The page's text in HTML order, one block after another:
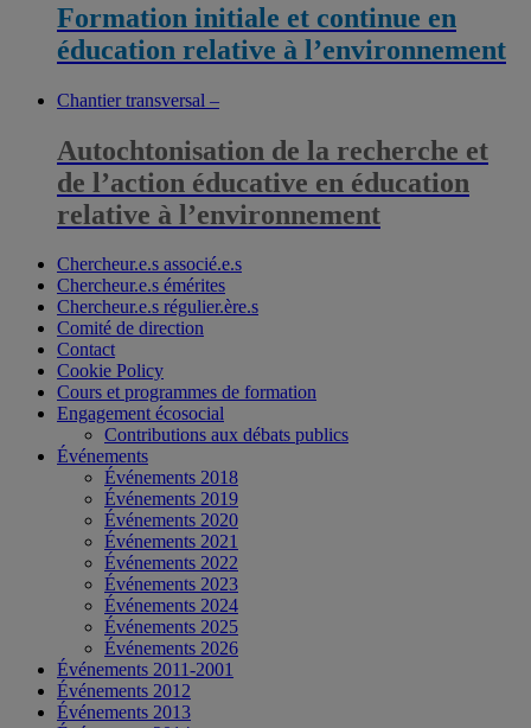
Formation initiale et continue en
éducation relative à l’environnement
Chantier transversal –
Autochtonisation de la recherche et
de l’action éducative en éducation
relative à l’environnement
Chercheur.e.s associé.e.s
Chercheur.e.s émérites
Chercheur.e.s régulier.ère.s
Comité de direction
Contact
Cookie Policy
Cours et programmes de formation
Engagement écosocial
Contributions aux débats publics
Événements
Événements 2018
Événements 2019
Événements 2020
Événements 2021
Événements 2022
Événements 2023
Événements 2024
Événements 2025
Événements 2026
Événements 2011-2001
Événements 2012
Événements 2013